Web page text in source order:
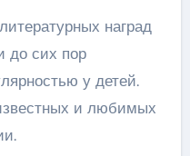
наград
до сих пор
у детей.
и любимых